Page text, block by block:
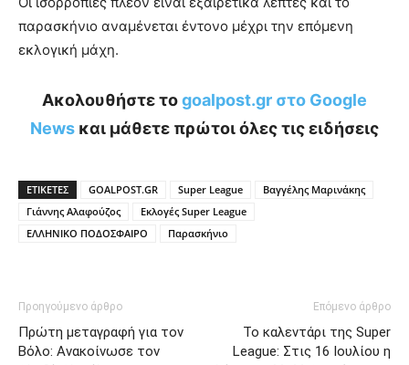
παρασκήνιο αναμένεται έντονο μέχρι την επόμενη
εκλογική μάχη.
Ακολουθήστε τοgoalpost.gr στο Google
News και μάθετε πρώτοι όλες τις ειδήσεις
ΕΤΙΚΕΤΕΣ GOALPOST.GR Super League
Βαγγέλης Μαρινάκης
Γιάννης Αλαφούζος
Εκλογές Super League
ΕΛΛΗΝΙΚΟ ΠΟΔΟΣΦΑΙΡΟ
Παρασκήνιο
Προηγούμενο άρθρο
Πρώτη μεταγραφή για τον
Βόλο: Ανακοίνωσε τον
Επόμενο άρθρο
Το καλεντάρι της Super
League: Στις 16 Ιουλίου η